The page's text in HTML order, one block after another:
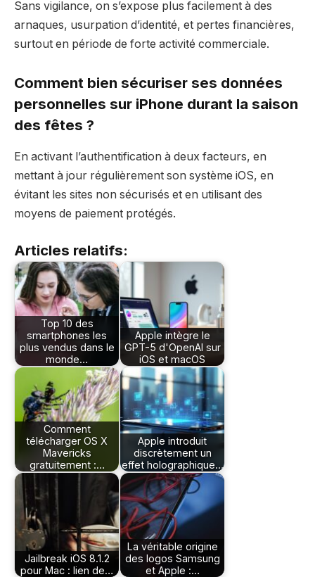
Sans vigilance, on s’expose plus facilement à des
arnaques, usurpation d’identité, et pertes financières,
surtout en période de forte activité commerciale.
Comment bien sécuriser ses données
personnelles sur iPhone durant la saison
des fêtes ?
En activant l’authentification à deux facteurs, en
mettant à jour régulièrement son système iOS, en
évitant les sites non sécurisés et en utilisant des
moyens de paiement protégés.
Articles relatifs:
Top 10 des
smartphones les
plus vendus dans le
monde…
Apple intègre le
GPT-5 d'OpenAI sur
iOS et macOS
Comment
télécharger OS X
Mavericks
gratuitement :…
Apple introduit
discrètement un
effet holographique…
Jailbreak iOS 8.1.2
pour Mac : lien de…
La véritable origine
des logos Samsung
et Apple :…